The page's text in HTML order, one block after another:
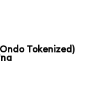
Tokenized)